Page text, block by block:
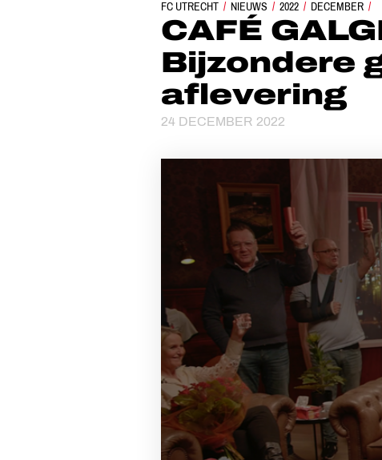
FC UTRECHT NIEUWS 2022 DECEMBER
CAFÉ GALGENWAARD | BIJZONDERE
CAFÉ
Bijzondere
aflevering
24 DECEMBER 2022